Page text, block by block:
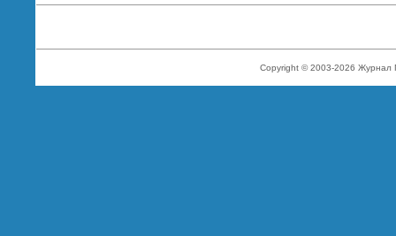
Copyright © 2003-2026 Журнал